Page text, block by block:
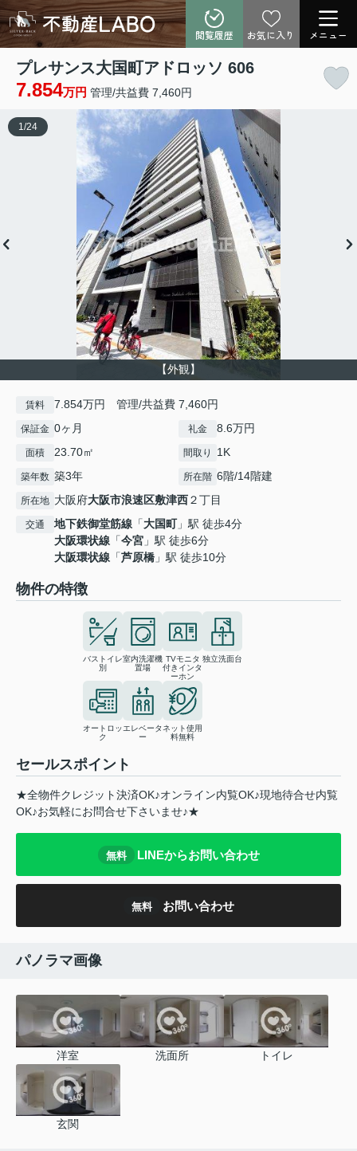
閲覧履歴 お気に入り メニュー
プレサンス大国町アドロッソ 606
7.854万円 管理/共益費 7,460円
【外観】
1 /24
賃料 7.854万円 管理/共益費 7,460円
保証金 0ヶ月 礼金 8.6万円
面積 23.70㎡ 間取り 1K
築年数 築3年 所在階 6階/14階建
所在地 大阪府大阪市浪速区敷津西２丁目
交通 地下鉄御堂筋線 「大国町」駅 徒歩4分
大阪環状線 「今宮 」駅 徒歩6分
大阪環状線 「芦原橋 」駅 徒歩10分
物件の特徴
バストイレ
別
室内洗濯機
置場
TVモニタ
付きインタ
ーホン
独立洗面台
オートロッ
ク
エレベータ
ー
ネット使用
料無料
セールスポイント
★全物件クレジット決済OK♪オンライン内覧OK♪現地待合せ内覧
OK♪お気軽にお問合せ下さいませ♪★
無料 LINEからお問い合わせ
無料 お問い合わせ
パノラマ画像
洋室 洗面所 トイレ
玄関